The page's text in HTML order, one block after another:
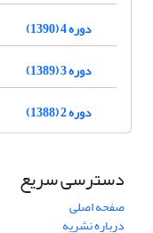
دوره 4 (1390)
دوره 3 (1389)
دوره 2 (1388)
دسترسی سریع
صفحه اصلی
درباره نشریه